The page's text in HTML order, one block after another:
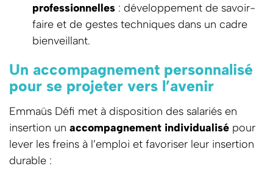
professionnelles : développement de savoir-
faire et de gestes techniques dans un cadre
bienveillant.
Un accompagnement personnalisé
pour se projeter vers l’avenir
Emmaüs Défi met à disposition des salariés en
insertion un accompagnement individualisé pour
lever les freins à l’emploi et favoriser leur insertion
durable :